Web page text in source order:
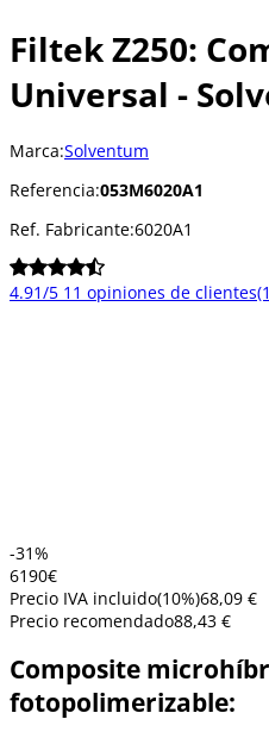
Filtek Z250:
Universal -
Marca:Solventum
Referencia:053M6020A1
Ref. Fabricante:6020A1
4.91/5 11 opiniones de clientes
-31%
6190€
Precio IVA incluido(10%)68,09 €
Precio recomendado88,43 €
Composite
fotopolimerizable: